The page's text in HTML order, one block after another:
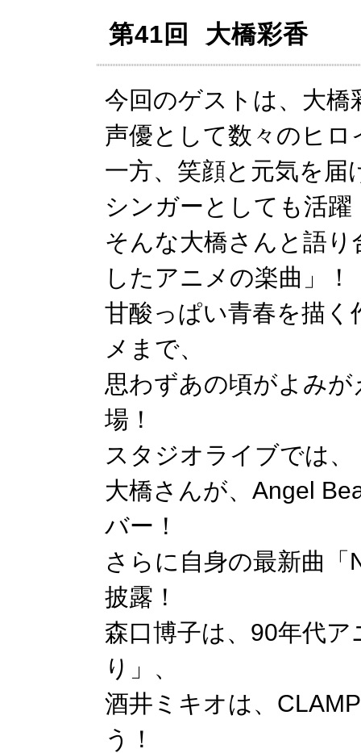
第41回 大橋彩香
今回のゲストは、大橋
声優として数々のヒロ
一方、笑顔と元気を届
シンガーとしても活躍
そんな大橋さんと語
したアニメの楽曲」！
甘酸っぱい青春を描
メまで、
思わずあの頃がよみ
場！
スタジオライブでは、
大橋さんが、Angel
バー！
さらに自身の最新曲
披露！
森口博子は、90年代
り」、
酒井ミキオは、
う！